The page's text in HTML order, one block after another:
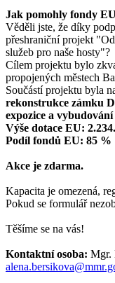
Jak pomohly fondy
Věděli jste, že díky
přeshraniční projekt
služeb pro naše hosty"?
Cílem projektu bylo
propojených městech
Součástí projektu byla
rekonstrukce zámku
expozice a
Výše dotace EU:
Podíl fondů EU: 85 %
Akce je zdarma.
Kapacita je omezená,
Pokud se formulář
Těšíme se na vás!
Kontaktní osoba: Mgr.